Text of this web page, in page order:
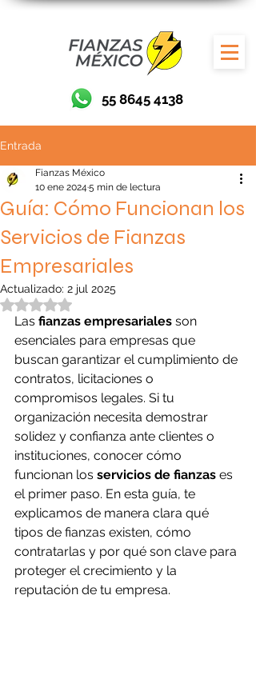
55 8645 4138
Entrada
Guía: Cómo Funcionan los
Servicios de Fianzas
Empresariales
Fianzas México
10 ene 2024 5 min de lectura
Actualizado: 2 jul 2025
Obtuvo NaN de 5 estrellas.
Las fianzas empresariales son
esenciales para empresas que
buscan garantizar el cumplimiento de
contratos, licitaciones o
compromisos legales. Si tu
organización necesita demostrar
solidez y confianza ante clientes o
instituciones, conocer cómo
funcionan los servicios de fianzas es
el primer paso. En esta guía, te
explicamos de manera clara qué
tipos de fianzas existen, cómo
contratarlas y por qué son clave para
proteger el crecimiento y la
reputación de tu empresa.